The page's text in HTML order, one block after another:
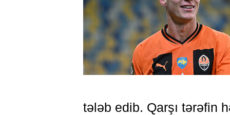
tələb edib. Qarşı tərəfin